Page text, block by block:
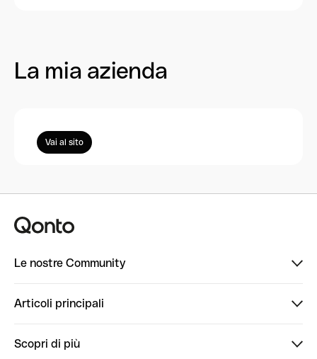
La mia azienda
Vai al sito
Le nostre Community
PowerUp
Articoli principali
Scopri di più